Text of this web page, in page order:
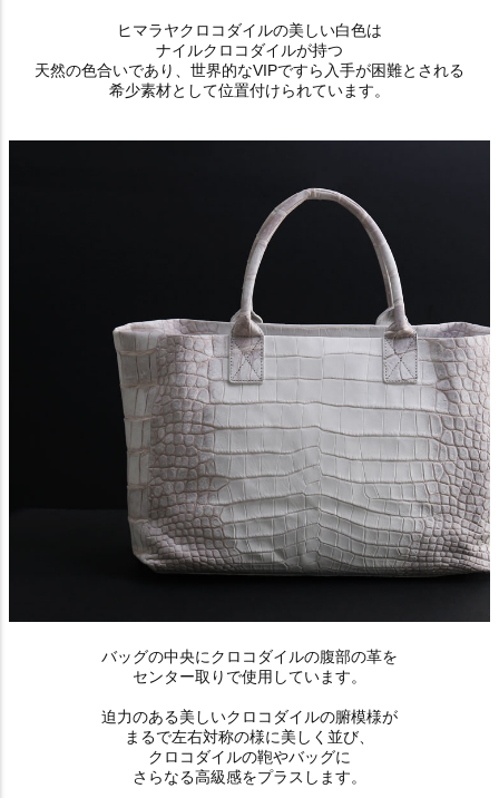
ヒマラヤクロコダイルの美しい白色は
ナイルクロコダイルが持つ
天然の色合いであり、世界的なVIPですら入手が困難とされる
希少素材として位置付けられています。
バッグの中央にクロコダイルの腹部の革を
センター取りで使用しています。
迫力のある美しいクロコダイルの腑模様が
まるで左右対称の様に美しく並び、
クロコダイルの鞄やバッグに
さらなる高級感をプラスします。